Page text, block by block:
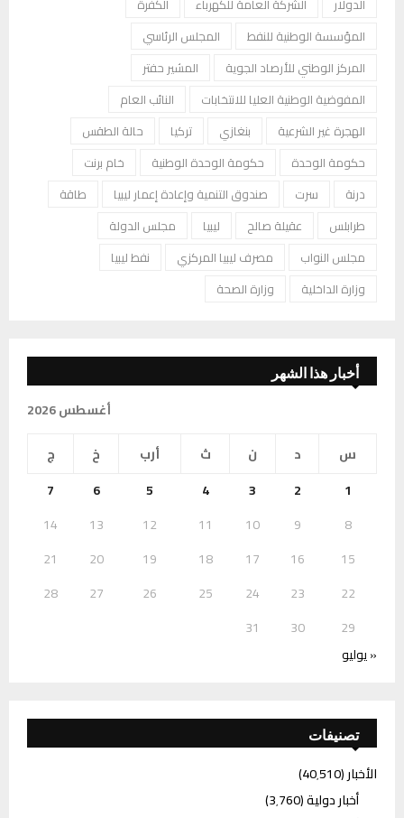
المؤسسة الوطنية للنفط
المجلس الرئاسي
المركز الوطني للأرصاد الجوية
المشير حفتر
المفوضية الوطنية العليا للانتخابات
النائب العام
الهجرة غير الشرعية
بنغازي تركيا
حالة الطقس
حكومة الوحدة
حكومة الوحدة الوطنية
خام برنت
درنة
سرت صندوق التنمية وإعادة إعمار ليبيا
طاقة
طرابلس
عقيلة صالح ليبيا
مجلس الدولة
مجلس النواب
مصرف ليبيا المركزي
نفط ليبيا
وزارة الداخلية
وزارة الصحة
أخبار هذا الشهر
أغسطس 2026
س
د ن ث أرب خ
ج
1
2
3
4
5
6
7
8
9
10
11
12
13
14
15
16
17
18
19
20
21
22
23
24
25
26
27
28
29
30
31
« يوليو
تصنيفات
الأخبار(40٬510)
أخبار دولية(3٬760)